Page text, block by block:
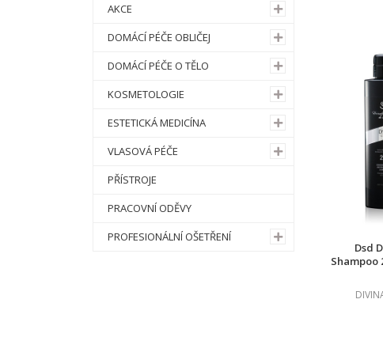
AKCE
DOMÁCÍ PÉČE OBLIČEJ
DOMÁCÍ PÉČE O TĚLO
KOSMETOLOGIE
ESTETICKÁ MEDICÍNA
VLASOVÁ PÉČE
PŘÍSTROJE
PRACOVNÍ ODĚVY
PROFESIONÁLNÍ OŠETŘENÍ
Dsd
Shampoo